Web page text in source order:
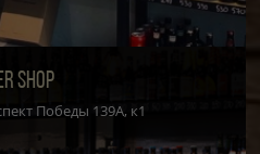
SHOP
Победы 139А, к1